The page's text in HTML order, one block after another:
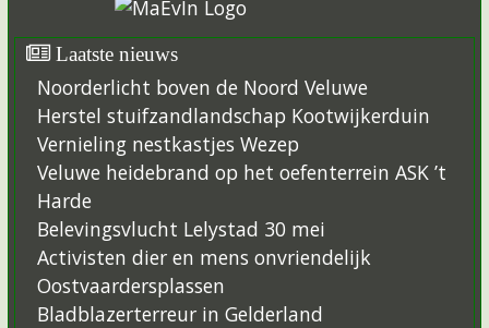
Laatste nieuws
Noorderlicht boven de Noord Veluwe
Herstel stuifzandlandschap Kootwijkerduin
Vernieling nestkastjes Wezep
Veluwe heidebrand op het oefenterrein ASK ’t
Harde
Belevingsvlucht Lelystad 30 mei
Activisten dier en mens onvriendelijk
Oostvaardersplassen
Bladblazerterreur in Gelderland